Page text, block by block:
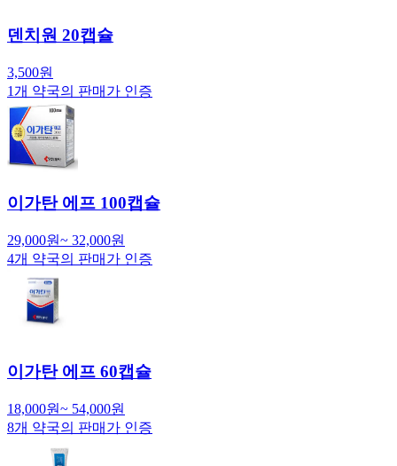
덴치원 20캡슐
3,500원
1개 약국의 판매가 인증
이가탄 에프 100캡슐
29,000원~ 32,000원
4개 약국의 판매가 인증
이가탄 에프 60캡슐
18,000원~ 54,000원
8개 약국의 판매가 인증